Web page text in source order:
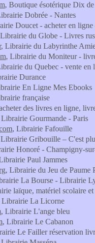
, Boutique ésotérique Dix
Dobrée - Nantes
Doucet - acheter en ligne
du Globe - Livres
, Librairie du Labyrinthe
, Librairie du Moniteur -
du Quebec - vente en
Durance
En Ligne Mes Ebooks
française
des livres en ligne,
Gourmande - Paris
, Librairie Fafouille
Gribouille – C'est
Honoré - Champigny-
Paul Jammes
, Librairie du Jeu de Paume
La Bourse - Librairie
laïque, matériel scolaire
Librairie La Licorne
, Librairie L'ange bleu
, Librairie Le Cabanon
Le Failler réservation